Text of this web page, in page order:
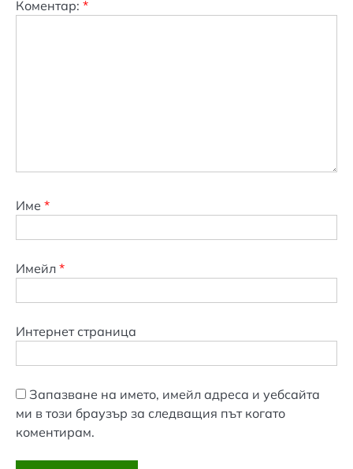
Коментар: *
Име *
Имейл *
Интернет страница
Запазване на името, имейл адреса и уебсайта
ми в този браузър за следващия път когато
коментирам.